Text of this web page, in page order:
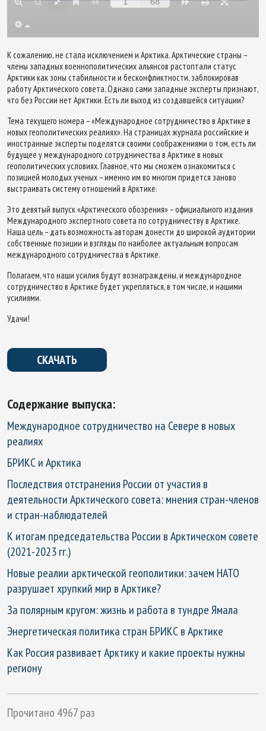
К сожалению, не стала исключением и Арктика. Арктические страны –
члены западных военнополитических альянсов растоптали статус
Арктики как зоны стабильности и бесконфликтности, заблокировав
работу Арктического совета. Однако сами западные эксперты признают,
что без России нет Арктики. Есть ли выход из создавшейся ситуации?
Тема текущего номера – «Международное сотрудничество в Арктике в
новых геополитических реалиях». На страницах журнала российские и
иностранные эксперты поделятся своими соображениями о том, есть ли
будущее у международного сотрудничества в Арктике в новых
геополитических условиях. Главное, что мы сможем ознакомиться с
позицией молодых ученых – именно им во многом придется заново
выстраивать систему отношений в Арктике.
Это девятый выпуск «Арктического обозрения» – официального издания
Международного экспертного совета по сотрудничеству в Арктике.
Наша цель – дать возможность авторам донести до широкой аудитории
собственные позиции и взгляды по наиболее актуальным вопросам
международного сотрудничества в Арктике.
Полагаем, что наши усилия будут вознаграждены, и международное
сотрудничество в Арктике будет укрепляться, в том числе, и нашими
усилиями.
Удачи!
СКАЧАТЬ
Содержание выпуска:
Международное сотрудничество на Севере в новых
реалиях
БРИКС и Арктика
Последствия отстранения России от участия в
деятельности Арктического совета: мнения стран-членов
и стран-наблюдателей
К итогам председательства России в Арктическом совете
(2021-2023 гг.)
Новые реалии арктической геополитики: зачем НАТО
разрушает хрупкий мир в Арктике?
За полярным кругом: жизнь и работа в тундре Ямала
Энергетическая политика стран БРИКС в Арктике
Как Россия развивает Арктику и какие проекты нужны
региону
Прочитано 4967 раз